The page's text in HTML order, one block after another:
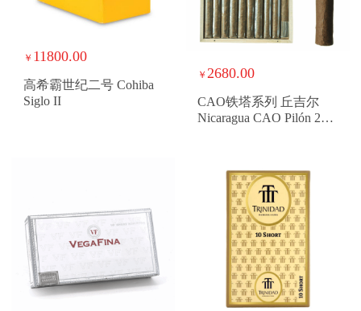
￥ 11800.00
高希霸世纪二号 Cohiba
Siglo II
￥ 2680.00
CAO铁塔系列 丘吉尔
Nicaragua CAO Pilón 20